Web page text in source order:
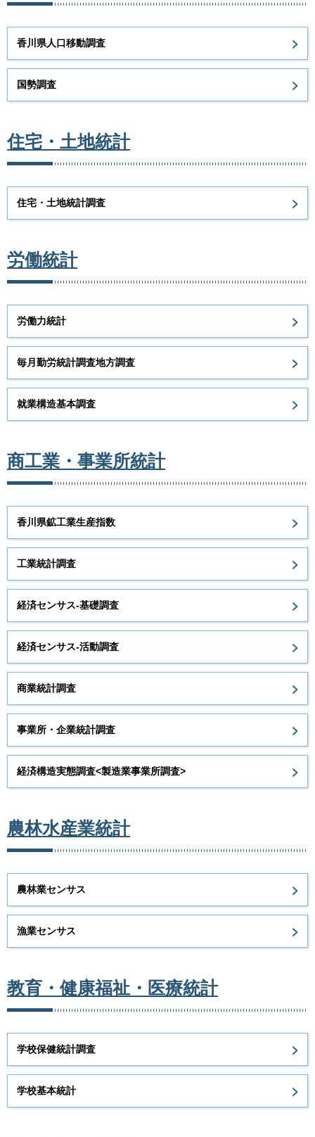
香川県人口移動調査
国勢調査
住宅・土地統計
住宅・土地統計調査
労働統計
労働力統計
毎月勤労統計調査地方調査
就業構造基本調査
商工業・事業所統計
香川県鉱工業生産指数
工業統計調査
経済センサス-基礎調査
経済センサス-活動調査
商業統計調査
事業所・企業統計調査
経済構造実態調査<製造業事業所調査>
農林水産業統計
農林業センサス
漁業センサス
教育・健康福祉・医療統計
学校保健統計調査
学校基本統計